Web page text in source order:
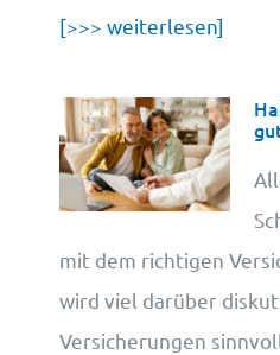
[>>> weiterlesen]
mit dem richtigen
wird viel darüber
Versicherungen